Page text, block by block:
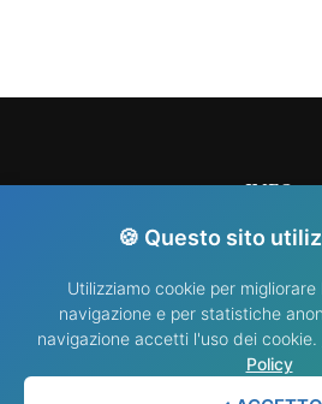
INFO
🍪 Questo sito
Utilizziamo cookie per
navigazione e per statistiche
navigazione accetti l'uso dei cookie.
Policy